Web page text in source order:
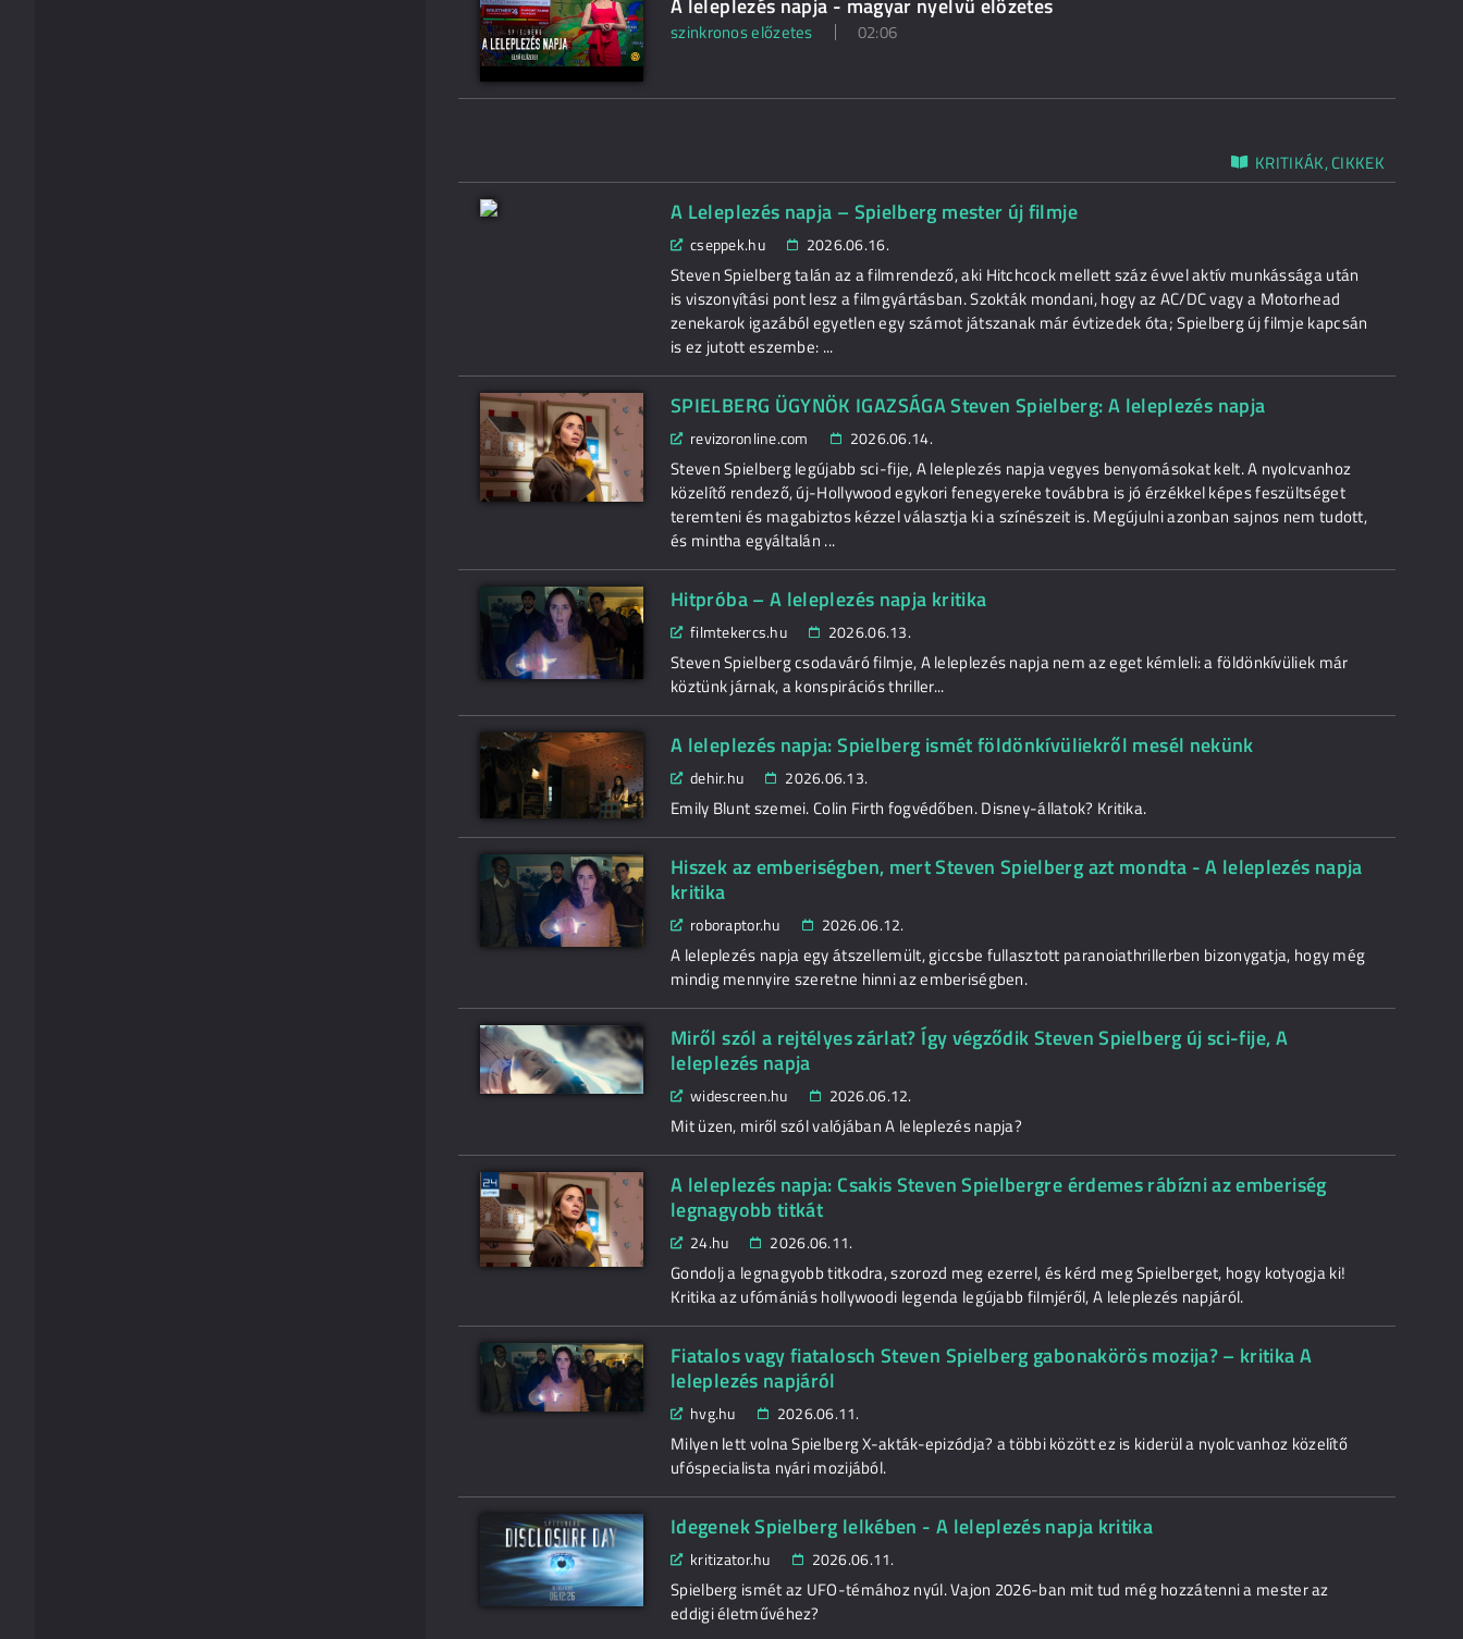
A leleplezés napja - magyar nyelvű előzetes
szinkronos előzetes 02:06
KRITIKÁK, CIKKEK
A Leleplezés napja – Spielberg mester új filmje
cseppek.hu 2026.06.16.
Steven Spielberg talán az a filmrendező, aki Hitchcock mellett száz évvel aktív munkássága után
is viszonyítási pont lesz a filmgyártásban. Szokták mondani, hogy az AC/DC vagy a Motorhead
zenekarok igazából egyetlen egy számot játszanak már évtizedek óta; Spielberg új filmje kapcsán
is ez jutott eszembe: ...
SPIELBERG ÜGYNÖK IGAZSÁGA Steven Spielberg: A leleplezés napja
revizoronline.com 2026.06.14.
Steven Spielberg legújabb sci-fije, A leleplezés napja vegyes benyomásokat kelt. A nyolcvanhoz
közelítő rendező, új-Hollywood egykori fenegyereke továbbra is jó érzékkel képes feszültséget
teremteni és magabiztos kézzel választja ki a színészeit is. Megújulni azonban sajnos nem tudott,
és mintha egyáltalán ...
Hitpróba – A leleplezés napja kritika
filmtekercs.hu 2026.06.13.
Steven Spielberg csodaváró filmje, A leleplezés napja nem az eget kémleli: a földönkívüliek már
köztünk járnak, a konspirációs thriller...
A leleplezés napja: Spielberg ismét földönkívüliekről mesél nekünk
dehir.hu 2026.06.13.
Emily Blunt szemei. Colin Firth fogvédőben. Disney-állatok? Kritika.
Hiszek az emberiségben, mert Steven Spielberg azt mondta - A leleplezés napja
kritika
roboraptor.hu 2026.06.12.
A leleplezés napja egy átszellemült, giccsbe fullasztott paranoiathrillerben bizonygatja, hogy még
mindig mennyire szeretne hinni az emberiségben.
Miről szól a rejtélyes zárlat? Így végződik Steven Spielberg új sci-fije, A
leleplezés napja
widescreen.hu 2026.06.12.
Mit üzen, miről szól valójában A leleplezés napja?
A leleplezés napja: Csakis Steven Spielbergre érdemes rábízni az emberiség
legnagyobb titkát
24.hu 2026.06.11.
Gondolj a legnagyobb titkodra, szorozd meg ezerrel, és kérd meg Spielberget, hogy kotyogja ki!
Kritika az ufómániás hollywoodi legenda legújabb filmjéről, A leleplezés napjáról.
Fiatalos vagy fiatalosch Steven Spielberg gabonakörös mozija? – kritika A
leleplezés napjáról
hvg.hu 2026.06.11.
Milyen lett volna Spielberg X-akták-epizódja? a többi között ez is kiderül a nyolcvanhoz közelítő
ufóspecialista nyári mozijából.
Idegenek Spielberg lelkében - A leleplezés napja kritika
kritizator.hu 2026.06.11.
Spielberg ismét az UFO-témához nyúl. Vajon 2026-ban mit tud még hozzátenni a mester az
eddigi életművéhez?